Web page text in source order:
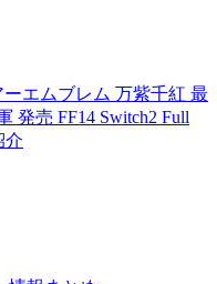
ーエムブレム 万紫千紅 最
発売 FF14 Switch2 Full
介